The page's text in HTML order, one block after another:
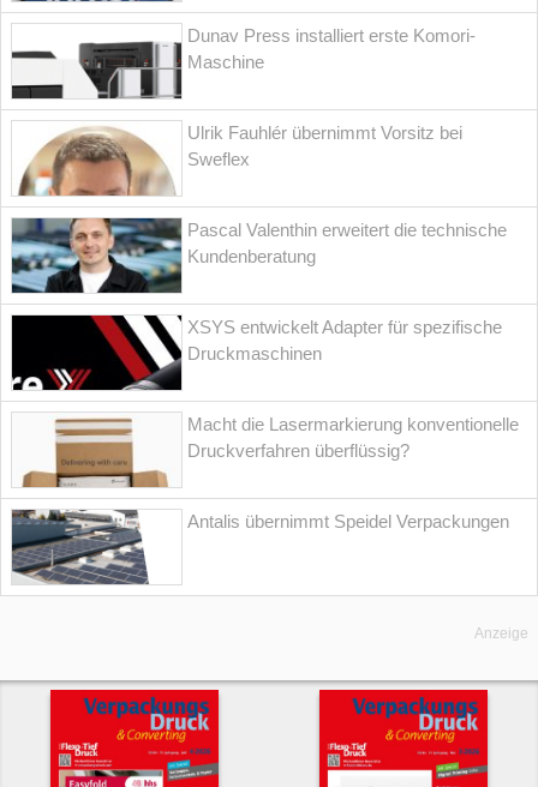
Dunav Press installiert erste Komori-
Maschine
Ulrik Fauhlér übernimmt Vorsitz bei
Sweflex
Pascal Valenthin erweitert die technische
Kundenberatung
XSYS entwickelt Adapter für spezifische
Druckmaschinen
Macht die Lasermarkierung konventionelle
Druckverfahren überflüssig?
Antalis übernimmt Speidel Verpackungen
Anzeige